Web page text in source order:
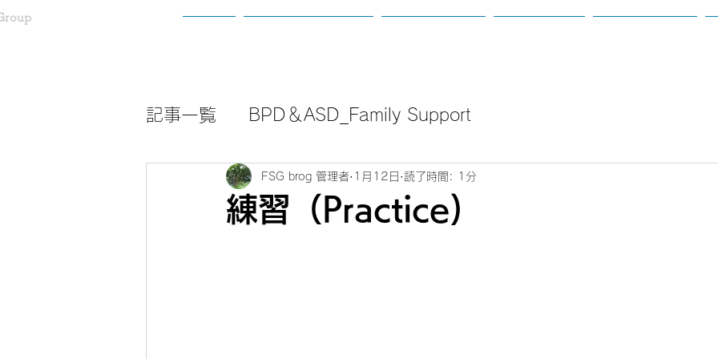
記事一覧 BPD＆ASD_Family Support
練習（Practice)
FSG brog 管理者 1月12日 読了時間: 1分